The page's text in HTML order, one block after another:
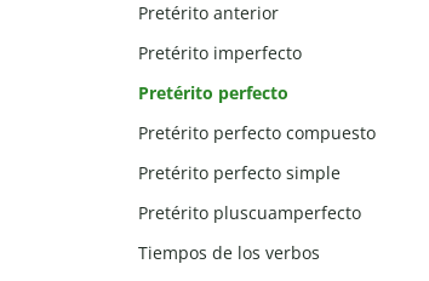
Pretérito anterior
Pretérito imperfecto
Pretérito perfecto
Pretérito perfecto compuesto
Pretérito perfecto simple
Pretérito pluscuamperfecto
Tiempos de los verbos